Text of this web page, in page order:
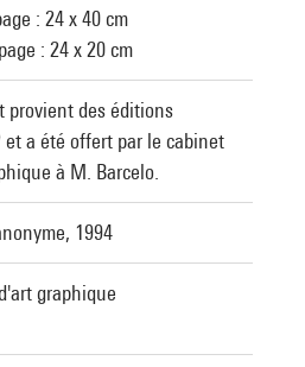
: 24 x 40 cm
: 24 x 20 cm
provient des éditions
et a été offert par le cabinet
à M. Barcelo.
1994
graphique